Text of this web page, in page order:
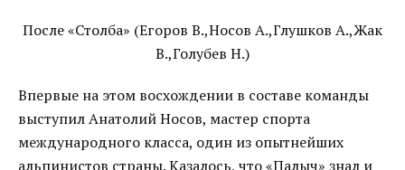
После «Столба» (Егоров В.,Носов А.,Глушков А.,Жак
В.,Голубев Н.)
Впервые на этом восхождении в составе команды
выступил Анатолий Носов, мастер спорта
международного класса, один из опытнейших
альпинистов страны. Казалось, что «Палыч» знал и